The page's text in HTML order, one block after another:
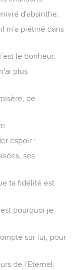
la main contre
que la neige,
rose que le
le noir, on ne les
la peau sur les
que celles de la
l’absence du
servent de
fille de mon
il a déversé
Sion un feu qui
du monde
franchirait les